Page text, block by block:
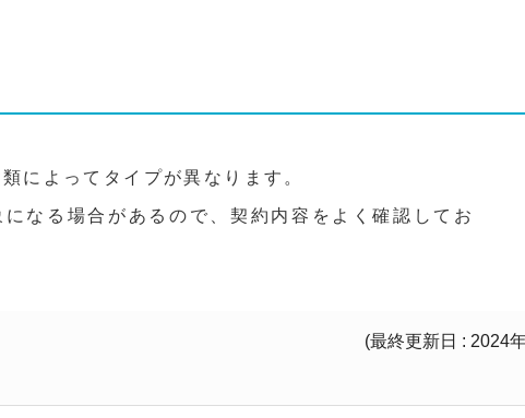
によってタイプが異なります。
なる場合があるので、契約内容をよく確認してお
(最終更新日 : 2024